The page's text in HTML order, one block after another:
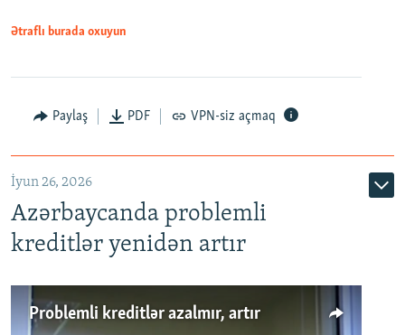
Auto 240p 360p 480p
720p 1080p
Ətraflı burada oxuyun
Paylaş PDF VPN-siz açmaq
İyun 26, 2026
Azərbaycanda problemli
kreditlər yenidən artır
Problemli kreditlər azalmır, artır